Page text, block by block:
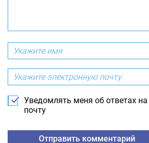
Уведомлять меня об ответах
почту